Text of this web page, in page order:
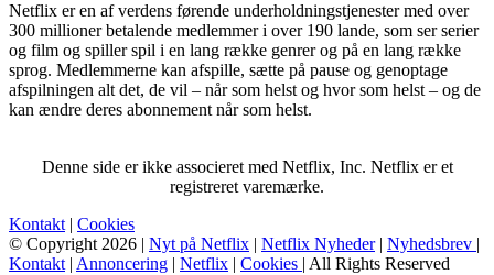
Netflix er en af verdens førende underholdningstjenester med over
300 millioner betalende medlemmer i over 190 lande, som ser serier
og film og spiller spil i en lang række genrer og på en lang række
sprog. Medlemmerne kan afspille, sætte på pause og genoptage
afspilningen alt det, de vil – når som helst og hvor som helst – og de
kan ændre deres abonnement når som helst.
Denne side er ikke associeret med Netflix, Inc. Netflix er et
registreret varemærke.
Kontakt | Cookies
© Copyright 2026 | Nyt på Netflix | Netflix Nyheder| Nyhedsbrev |
Kontakt | Annoncering | Netflix | Cookies | All Rights Reserved